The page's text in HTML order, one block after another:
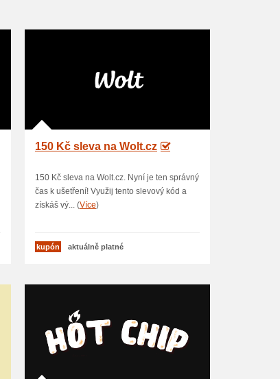
150 Kč sleva na Wolt.cz
150 Kč sleva na Wolt.cz. Nyní je ten správný
čas k ušetření! Využij tento slevový kód a
získáš vý... (Více)
kupón aktuálně platné